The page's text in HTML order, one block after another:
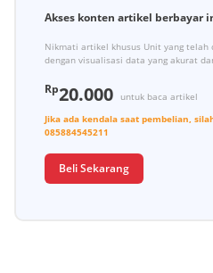
Akses konten artikel berbayar
Nikmati artikel khusus Unit yang telah
dengan visualisasi data yang akurat
Rp20.000
untuk baca artikel
Jika ada kendala saat pembelian,
085884545211
Beli Sekarang